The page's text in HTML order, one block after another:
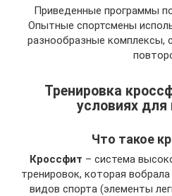
Приведенные программы
Опытные спортсмены
разнообразные комплексы,
Тренировка
условиях для
Что такое
Кроссфит – система
тренировок, которая
видов спорта (элементы